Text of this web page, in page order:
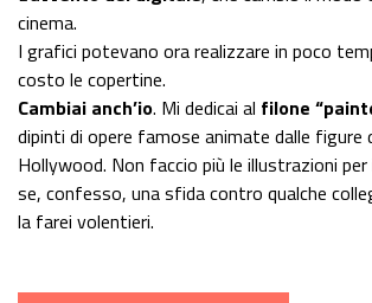
cinema.
I grafici potevano ora realizzare in poco
costo le copertine.
Cambiai anch’io. Mi dedicai al filone
dipinti di opere famose animate dalle figure
Hollywood. Non faccio più le illustrazioni per
se, confesso, una sfida contro qualche
la farei volentieri.